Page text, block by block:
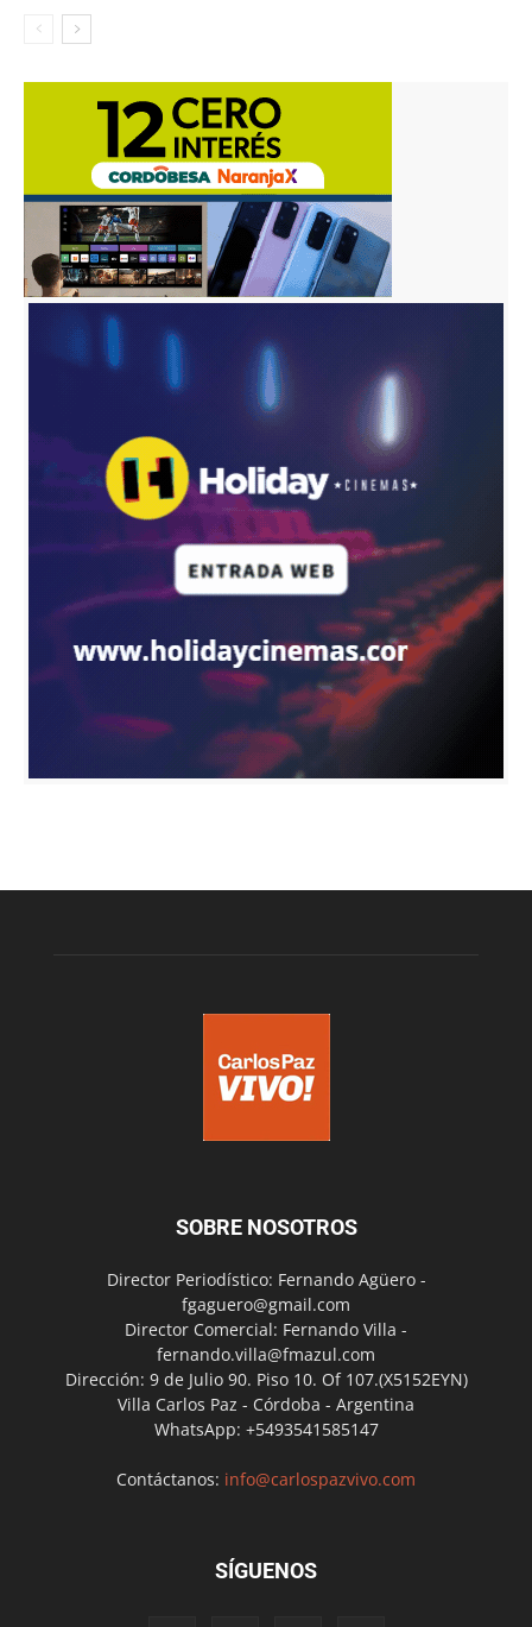
SOBRE NOSOTROS
Director Periodístico: Fernando Agüero -
fgaguero@gmail.com
Director Comercial: Fernando Villa -
fernando.villa@fmazul.com
Dirección: 9 de Julio 90. Piso 10. Of 107.(X5152EYN)
Villa Carlos Paz - Córdoba - Argentina
WhatsApp: +5493541585147
Contáctanos: info@carlospazvivo.com
SÍGUENOS